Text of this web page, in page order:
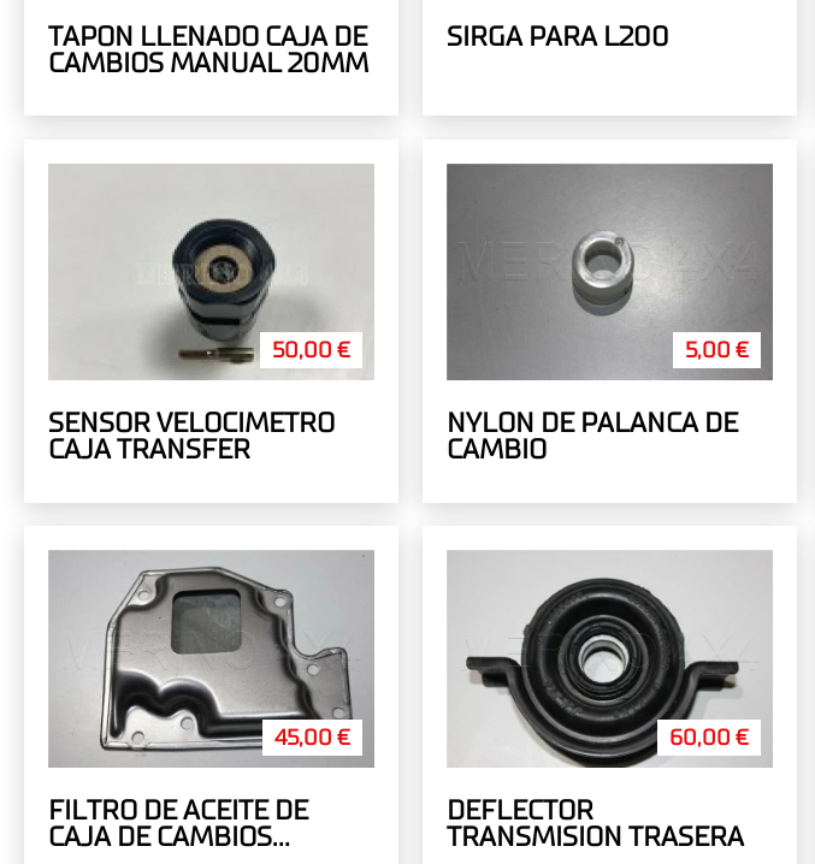
TAPON LLENADO CAJA DE
CAMBIOS MANUAL 20MM
SIRGA PARA L200
50,00 €
SENSOR VELOCIMETRO
CAJA TRANSFER
5,00 €
NYLON DE PALANCA DE
CAMBIO
45,00 €
FILTRO DE ACEITE DE
CAJA DE CAMBIOS
60,00 €
DEFLECTOR
TRANSMISION TRASERA